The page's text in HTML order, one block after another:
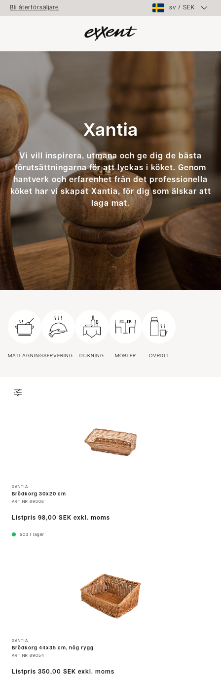
Bli återförsäljare sv / SEK
Xantia
Vi vill inspirera, utmana och ge dig de bästa
förutsättningarna för att lyckas i köket. Genom
hantverk och erfarenhet från det professionella
köket har vi skapat Xantia, för dig som älskar att
laga mat.
MATLAGNINGSERVERING DUKNING MÖBLER ÖVRIGT
XANTIA
Brödkorg 30x20 cm
ART.NR 89008
Listpris 98,00 SEK exkl. moms
503 I lager
XANTIA
Brödkorg 44x35 cm, hög rygg
ART.NR 89054
Listpris 350,00 SEK exkl. moms